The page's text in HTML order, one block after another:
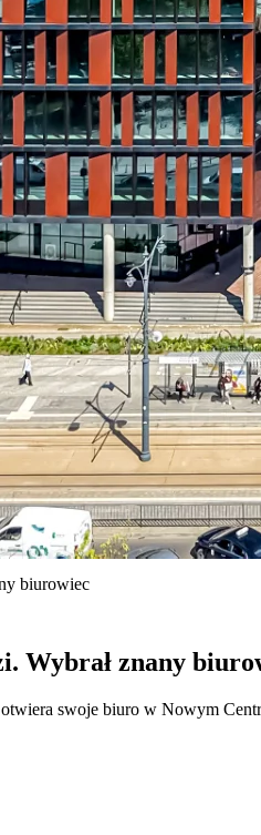
biurowiec
Wybrał znany
swoje biuro w Nowym